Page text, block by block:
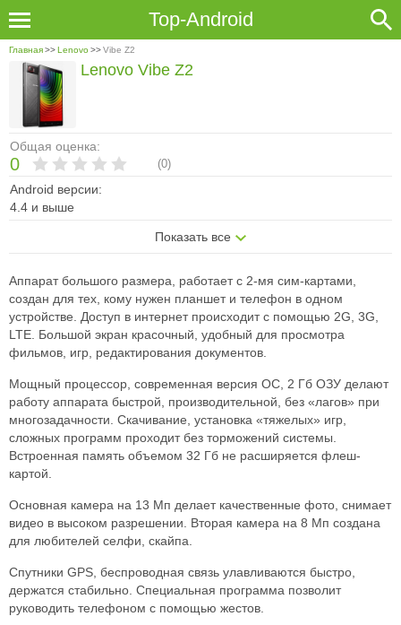
Top-Android
Главная>>Lenovo>>Vibe Z2
Общая оценка:
0 (0)
Android версии:
4.4 и выше
Показать все
Lenovo Vibe Z2
Аппарат большого размера, работает с 2-мя сим-картами,
создан для тех, кому нужен планшет и телефон в одном
устройстве. Доступ в интернет происходит с помощью 2G, 3G,
LTE. Большой экран красочный, удобный для просмотра
фильмов, игр, редактирования документов.
Мощный процессор, современная версия ОС, 2 Гб ОЗУ делают
работу аппарата быстрой, производительной, без «лагов» при
многозадачности. Скачивание, установка «тяжелых» игр,
сложных программ проходит без торможений системы.
Встроенная память объемом 32 Гб не расширяется флеш-
картой.
Основная камера на 13 Мп делает качественные фото, снимает
видео в высоком разрешении. Вторая камера на 8 Мп создана
для любителей селфи, скайпа.
Спутники GPS, беспроводная связь улавливаются быстро,
держатся стабильно. Специальная программа позволит
руководить телефоном с помощью жестов.